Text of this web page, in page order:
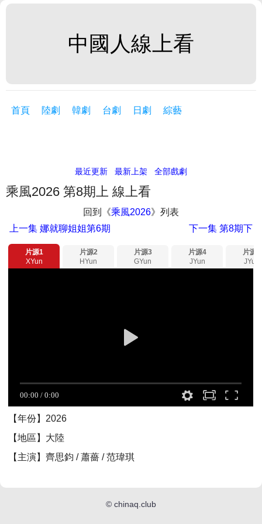
中國人線上看
首頁 陸劇 韓劇 台劇 日劇 綜藝
最近更新 最新上架 全部戲劇
乘風2026 第8期上 線上看
回到《乘風2026》列表
上一集 娜就聊姐姐第6期 下一集第8期下
片源1
XYun
片源2
HYun
片源3
GYun
片源4
JYun
片源5
JYun
【年份】2026
【地區】大陸
【主演】齊思鈞 / 蕭薔 / 范瑋琪
© chinaq.club